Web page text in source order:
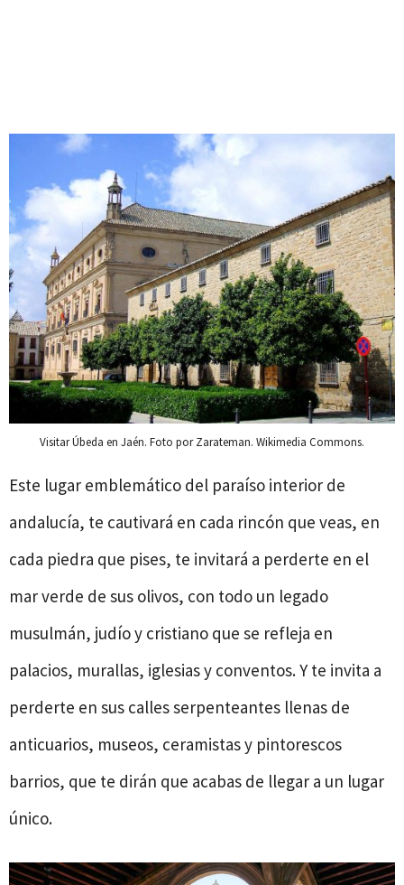
Visitar Úbeda en Jaén. Foto por Zarateman. Wikimedia Commons.
Este lugar emblemático del paraíso interior de
andalucía, te cautivará en cada rincón que veas, en
cada piedra que pises, te invitará a perderte en el
mar verde de sus olivos, con todo un legado
musulmán, judío y cristiano que se refleja en
palacios, murallas, iglesias y conventos. Y te invita a
perderte en sus calles serpenteantes llenas de
anticuarios, museos, ceramistas y pintorescos
barrios, que te dirán que acabas de llegar a un lugar
único.